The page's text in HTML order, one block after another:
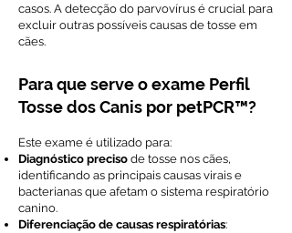
casos. A detecção do parvovírus é crucial para
excluir outras possíveis causas de tosse em
cães.
Para que serve o exame Perfil
Tosse dos Canis por petPCR™?
Este exame é utilizado para:
Diagnóstico preciso de tosse nos cães,
identificando as principais causas virais e
bacterianas que afetam o sistema respiratório
canino.
Diferenciação de causas respiratórias: